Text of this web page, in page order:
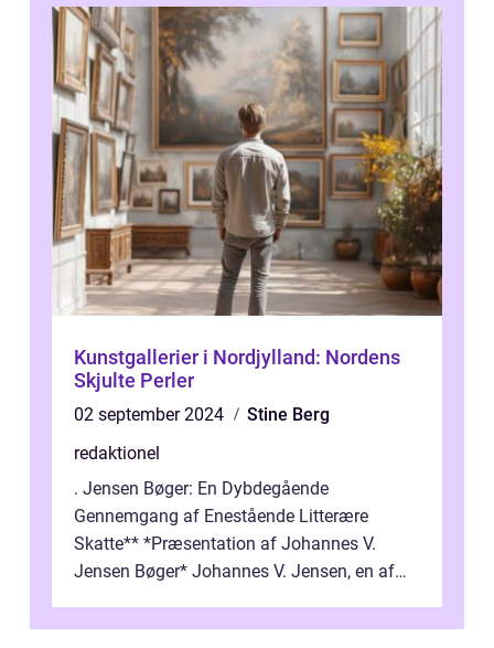
Kunstgallerier i Nordjylland: Nordens
Skjulte Perler
02 september 2024
Stine Berg
redaktionel
. Jensen Bøger: En Dybdegående
Gennemgang af Enestående Litterære
Skatte** *Præsentation af Johannes V.
Jensen Bøger* Johannes V. Jensen, en af
et enestående...